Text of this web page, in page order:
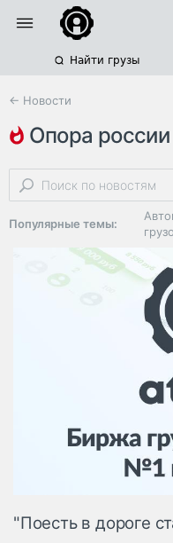
Найти грузы
← Новости
опора россии
налогообложение
Популярные темы:
"Поесть в дороге